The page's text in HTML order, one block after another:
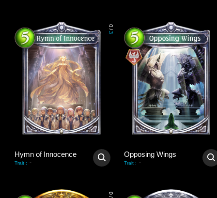
0
/
3
Hymn of Innocence
Trait : -
Opposing Wings
Trait : -
0
/